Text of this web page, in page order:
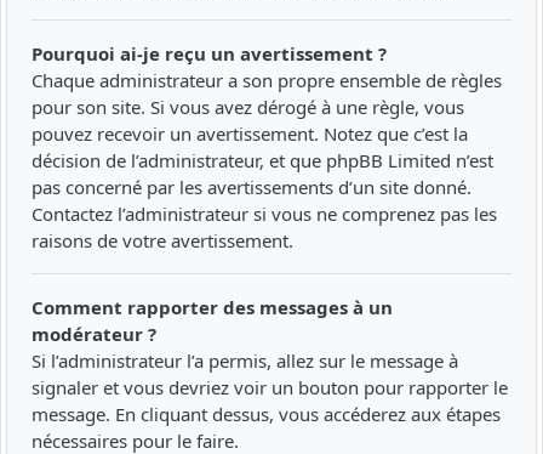
Pourquoi ai-je reçu un avertissement ?
Chaque administrateur a son propre ensemble de règles
pour son site. Si vous avez dérogé à une règle, vous
pouvez recevoir un avertissement. Notez que c’est la
décision de l’administrateur, et que phpBB Limited n’est
pas concerné par les avertissements d’un site donné.
Contactez l’administrateur si vous ne comprenez pas les
raisons de votre avertissement.
Comment rapporter des messages à un
modérateur ?
Si l’administrateur l’a permis, allez sur le message à
signaler et vous devriez voir un bouton pour rapporter le
message. En cliquant dessus, vous accéderez aux étapes
nécessaires pour le faire.